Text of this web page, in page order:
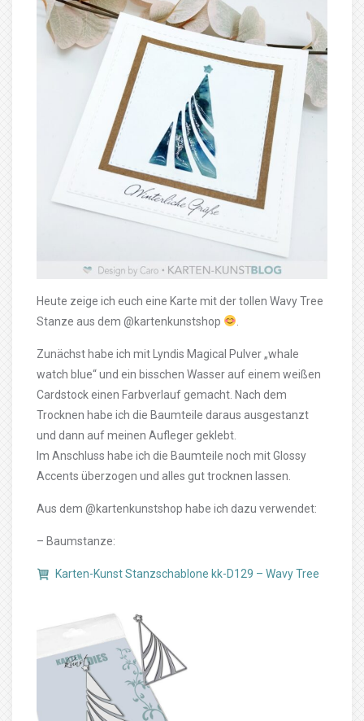
Heute zeige ich euch eine Karte mit der tollen Wavy Tree
Stanze aus dem @kartenkunstshop
Zunächst habe ich mit Lyndis Magical Pulver „whale
watch blue“ und ein bisschen Wasser auf einem weißen
Cardstock einen Farbverlauf gemacht. Nach dem
Trocknen habe ich die Baumteile daraus ausgestanzt
und dann auf meinen Aufleger geklebt.
Im Anschluss habe ich die Baumteile noch mit Glossy
Accents überzogen und alles gut trocknen lassen.
Aus dem @kartenkunstshop habe ich dazu verwendet:
– Baumstanze:
Karten-Kunst Stanzschablone kk-D129 – Wavy Tree